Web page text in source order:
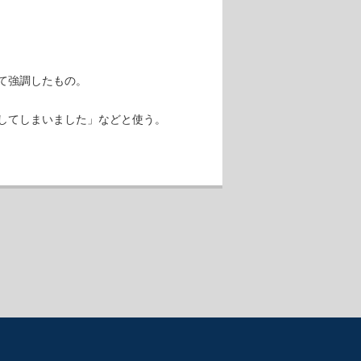
調したもの。
しまいました」などと使う。